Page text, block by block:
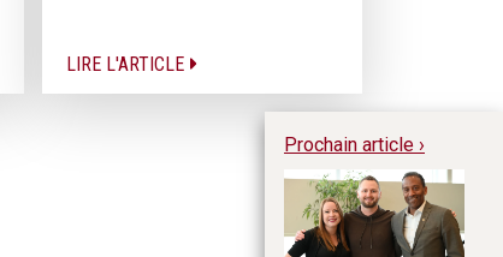
LIRE L'ARTICLE
Prochain article ›